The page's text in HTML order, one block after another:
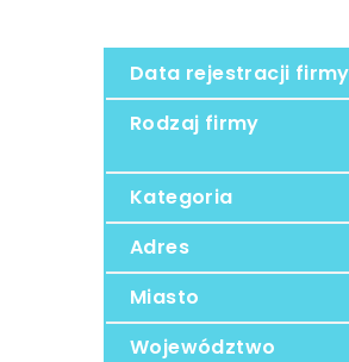
Data rejestracji firmy
Rodzaj firmy
Kategoria
Adres
Miasto
Województwo